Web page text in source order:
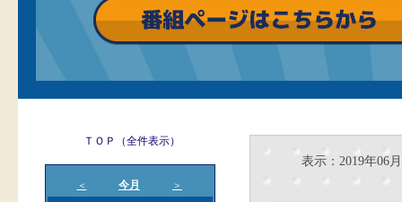
ＴＯＰ（全件表示）
＜ 今月 ＞
表示：2019年06月